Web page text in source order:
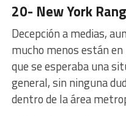
20- New York
Decepción a medias,
mucho menos están
que se esperaba una
general, sin ninguna
dentro de la área